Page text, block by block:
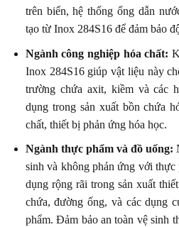
trên biển, hệ thống ống dẫn
tạo từ Inox 284S16 để đảm bảo
Ngành công nghiệp hóa chất:
Inox 284S16 giúp vật liệu này
trường chứa axit, kiềm và các
dụng trong sản xuất bồn chứa
chất, thiết bị phản ứng hóa học.
Ngành thực phẩm và đồ uống:
sinh và không phản ứng với
dụng rộng rãi trong sản xuất
chứa, đường ống, và các dụng
phẩm. Đảm bảo an toàn vệ sinh